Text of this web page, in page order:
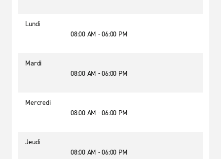
Lundi
08:00 AM - 06:00 PM
Mardi
08:00 AM - 06:00 PM
Mercredi
08:00 AM - 06:00 PM
Jeudi
08:00 AM - 06:00 PM